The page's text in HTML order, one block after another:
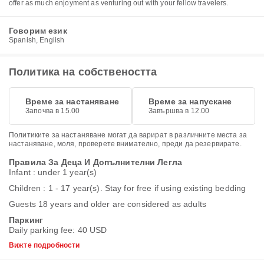
offer as much enjoyment as venturing out with your fellow travelers.
Говорим език
Spanish, English
Политика на собствеността
Време за настаняване
Започва в 15.00
Време за напускане
Завършва в 12.00
Политиките за настаняване могат да варират в различните места за
настаняване, моля, проверете внимателно, преди да резервирате.
Правила За Деца И Допълнителни Легла
Infant : under 1 year(s)
Children : 1 - 17 year(s). Stay for free if using existing bedding
Guests 18 years and older are considered as adults
Паркинг
Daily parking fee: 40 USD
Вижте подробности